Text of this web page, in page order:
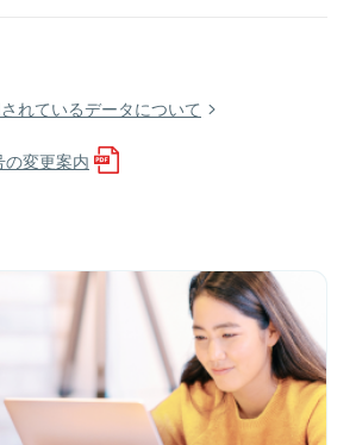
れているデータについて
変更案内